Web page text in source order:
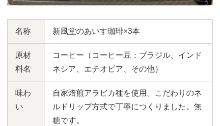
名称 新風堂のあいす珈琲×3本
原材
料名
コーヒー（コーヒー豆：ブラジル、インド
ネシア、エチオピア、その他）
味わ
い
自家焙煎アラビカ種を使用。こだわりのネ
ルドリップ方式で丁寧につくりました。無
糖です。